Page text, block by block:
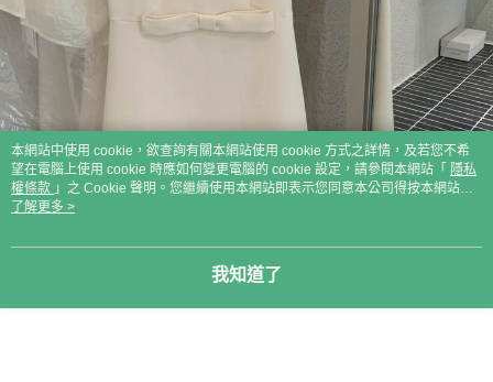
本網站中使用 cookie，欲查詢有關本網站使用 cookie 方式之詳情，及若您不希
望在電腦上使用 cookie 時應如何變更電腦的 cookie 設定，請參閱本網站「 隱私
權條款 」之 Cookie 聲明。您繼續使用本網站即表示您同意本公司得按本網站使
用條款之 Cookie 聲明使用 cookie。
了解更多 >
我知道了